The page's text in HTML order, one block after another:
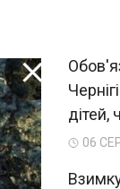
дітей,
06